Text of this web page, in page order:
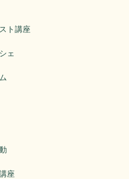
ト講座
ェ
座